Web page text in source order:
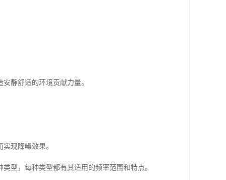
静舒适的环境贡献力量。
现降噪效果。
型，每种类型都有其适用的频率范围和特点。